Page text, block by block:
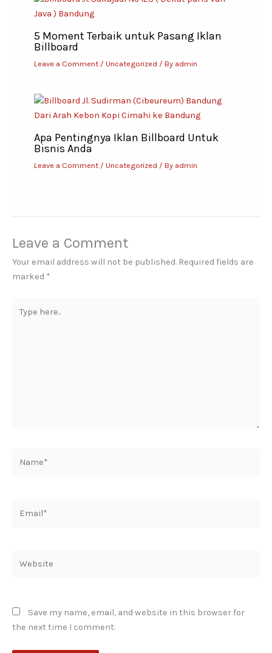
5 Moment Terbaik untuk Pasang Iklan
Billboard
Leave a Comment / Uncategorized / By admin
Apa Pentingnya Iklan Billboard Untuk
Bisnis Anda
Leave a Comment / Uncategorized / By admin
Leave a Comment
Your email address will not be published. Required fields are
marked *
here..
Save my name, email, and website in this browser for
the next time I comment.